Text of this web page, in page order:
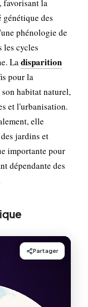
favorisant la
des
phénologie de
les cycles
Ladisparition
pour la
habitat naturel,
et l'urbanisation.
elle
jardins et
importante pour
dépendante des